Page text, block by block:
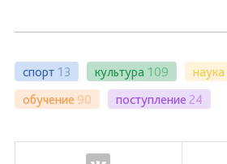
спорт 13 культура 109 наука
обучение 90 поступление 24